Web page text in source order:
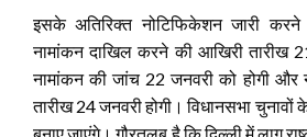
इसके अतिरिक्त नोटिफिकेशन जारी करने
नामांकन दाखिल करने की आखिरी तारीख
नामांकन की जांच 22 जनवरी को होगी और
तारीख 24 जनवरी होगी। विधानसभा